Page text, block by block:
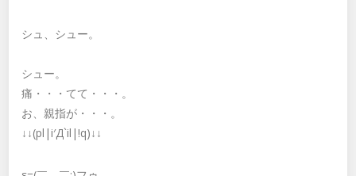
シュ、シュー。
シュー。
痛・・・てて・・・。
お、親指が・・・。
↓↓(pl|i′Д`il|!q)↓↓